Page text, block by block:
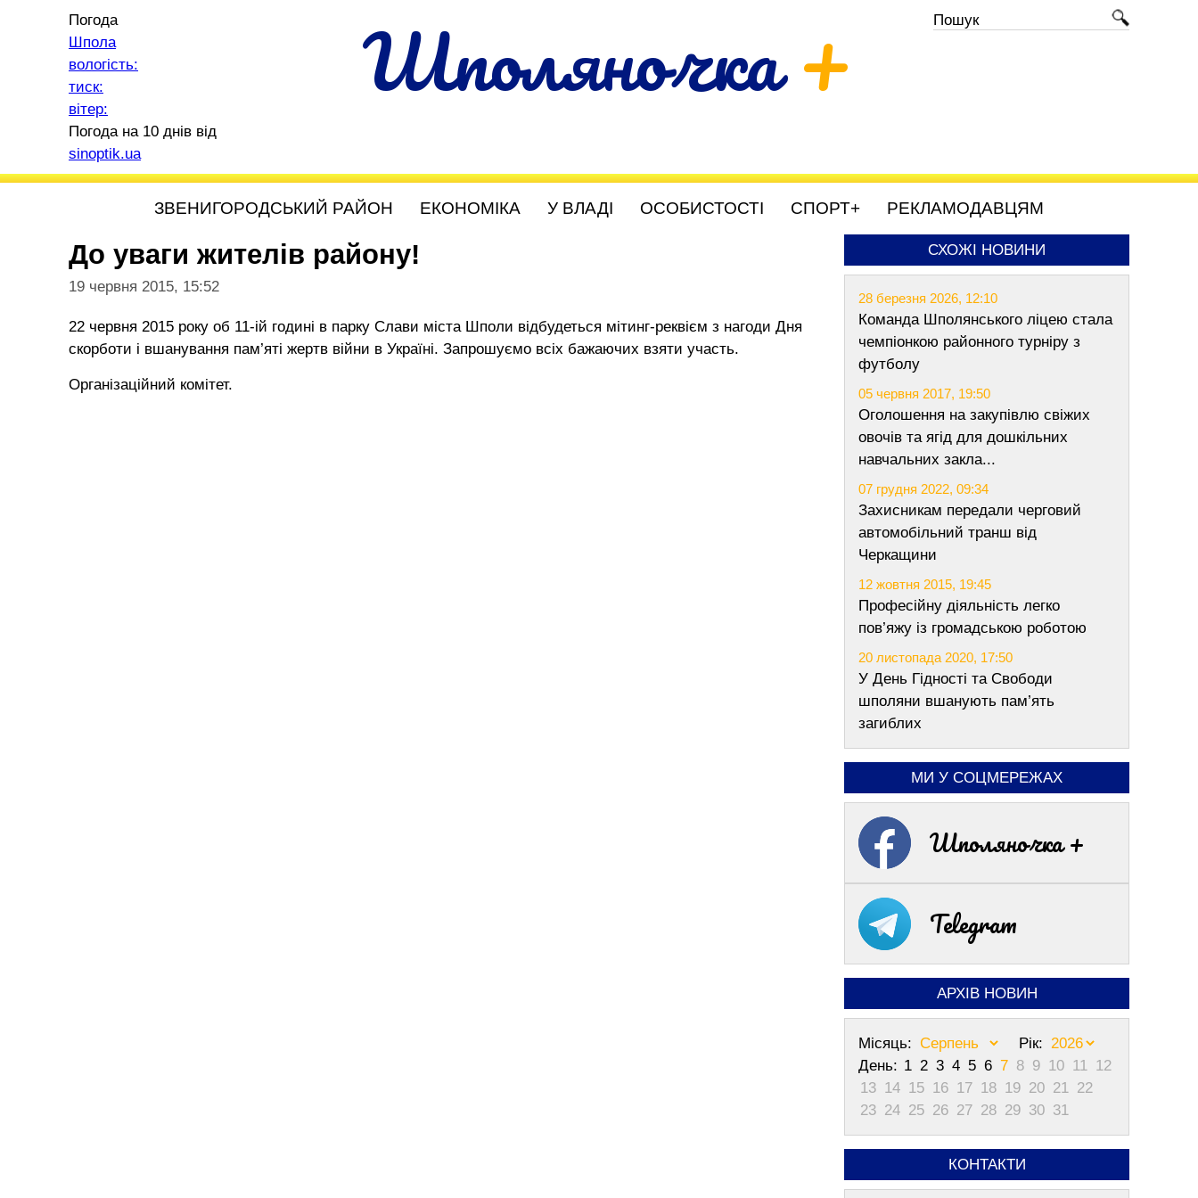
Шполяночка+
Погода
Шпола
вологість:
тиск:
вітер:
Погода на 10 днів від
sinoptik.ua
ЗВЕНИГОРОДСЬКИЙ РАЙОН ЕКОНОМІКА У ВЛАДІ ОСОБИСТОСТІ СПОРТ+ РЕКЛАМОДАВЦЯМ
До уваги жителів району!
19 червня 2015, 15:52
22 червня 2015 року об 11-ій годині в парку Слави міста Шполи відбудеться мітинг-реквієм з нагоди Дня
скорботи і вшанування пам’яті жертв війни в Україні. Запрошуємо всіх бажаючих взяти участь.
Організаційний комітет.
СХОЖІ НОВИНИ
28 березня 2026, 12:10
Команда Шполянського ліцею стала
чемпіонкою районного турніру з
футболу
05 червня 2017, 19:50
Оголошення на закупівлю свіжих
овочів та ягід для дошкільних
навчальних закла...
07 грудня 2022, 09:34
Захисникам передали черговий
автомобільний транш від
Черкащини
12 жовтня 2015, 19:45
Професійну діяльність легко
пов’яжу із громадською роботою
20 листопада 2020, 17:50
У День Гідності та Свободи
шполяни вшанують пам’ять
загиблих
МИ У СОЦМЕРЕЖАХ
Шполяночка +
Telegram
АРХІВ НОВИН
Місяць:
Рік:
День: 1 2 3 4 5 6 7 8 9 10 11 12
13 14 15 16 17 18 19 20 21 22
23 24 25 26 27 28 29 30 31
КОНТАКТИ